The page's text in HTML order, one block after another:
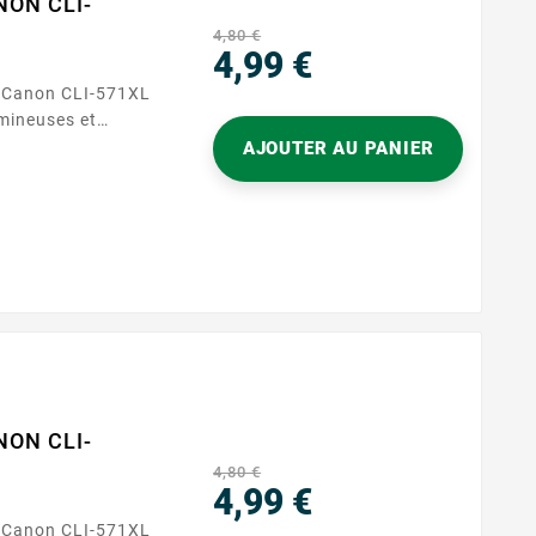
CLI-571XL
et
colorés et
pages, cette
et
4,80 €
4,99 €
AJOUTER AU PANIER
CLI-
CLI-571XL
4,80 €
4,99 €